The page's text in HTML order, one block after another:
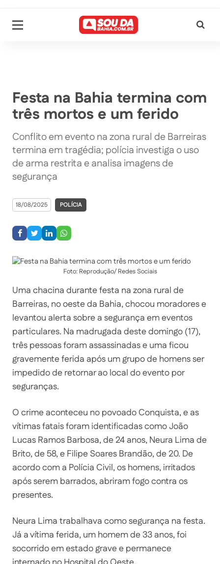
Festa na Bahia termina com
três mortos e um ferido
Conflito em evento na zona rural de Barreiras
termina em tragédia; polícia investiga o uso
de arma restrita e analisa imagens de
segurança
18/08/2025 POLÍCIA
Foto: Reprodução/ Redes Sociais
Uma chacina durante festa na zona rural de
Barreiras, no oeste da Bahia, chocou moradores e
levantou alerta sobre a segurança em eventos
particulares. Na madrugada deste domingo (17),
três pessoas foram assassinadas e uma ficou
gravemente ferida após um grupo de homens ser
impedido de retornar ao local do evento por
seguranças.
O crime aconteceu no povoado Conquista, e as
vítimas fatais foram identificadas como João
Lucas Ramos Barbosa, de 24 anos, Neura Lima de
Brito, de 58, e Filipe Soares Brandão, de 20. De
acordo com a Polícia Civil, os homens, irritados
após serem barrados, abriram fogo contra os
presentes.
Neura Lima trabalhava como segurança na festa.
Já a vítima ferida, um homem de 33 anos, foi
socorrido em estado grave e permanece